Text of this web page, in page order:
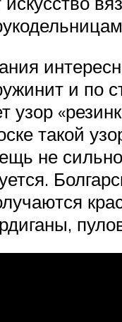
и по
узор
такой
не сильно